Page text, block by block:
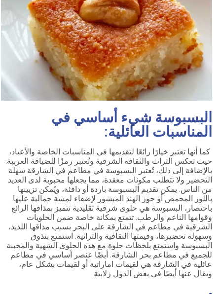
البسبوسة شيء أساسي في
المناسبات العائلية:
كما أنها تعتبر خيارًا رائعًا لتقديمها في المناسبات الخاصة والأعياد،
حيث تعكس التراث والثقافة الشرقية وتُعتبر رمزًا للضيافة العربية.
بالإضافة إلى ذلك، تُعتبر البسبوسة في مطاعم في الشارقة سهلة
التحضير ولا تتطلب مكونات معقدة، مما يجعلها محبوبة لدى العديد
من الناس. يمكن تقديم البسبوسة باردة أو دافئة، ويُمكن تزيينها
باللوز المحمص أو جوز الهند المبشور لإضفاء لمسة جمالية عليها.
باختصار، البسبوسة هي حلوى شرقية تقليدية تتميز بمذاقها الرائع
وقوامها الناعم والرطب. تتمتع بمكانة خاصة ضمن الحلويات
الشرقية في مطاعم في الشارقة على البحر بسبب مذاقها اللذيذ،
وسهولة تحضيرها، وقيمتها الثقافية والتراثية. استمتع بتذوق
البسبوسة واستمتع بلحظات حلوة مع هذه الحلوى الشهية والمحببة
للجميع في مطاعم بحر الشارقة. أيضًا عنصر أساسي في مطاعم
عائلية في الشارقة هي لقيمات اماراتية أو لقيمات بشكل عام،
ويقال عنها أيضًا في بعض الدول زلابية.